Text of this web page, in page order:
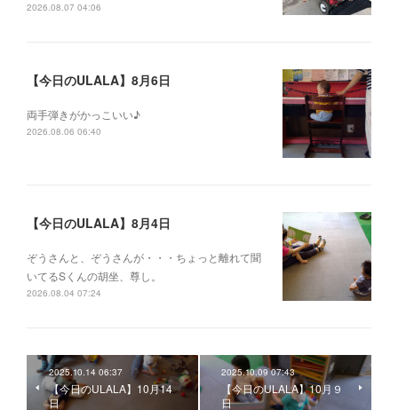
2026.08.07 04:06
【今日のULALA】8月6日
両手弾きがかっこいい♪
2026.08.06 06:40
【今日のULALA】8月4日
ぞうさんと、ぞうさんが・・・ちょっと離れて聞
いてるSくんの胡坐、尊し。
2026.08.04 07:24
2025.10.14 06:37
【今日のULALA】10月14
日
2025.10.09 07:43
【今日のULALA】10月９
日